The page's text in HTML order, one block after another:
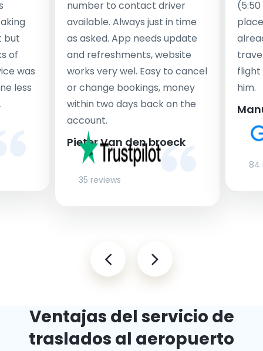
but
of
was
less
number to contact driver
available. Always just in time
as asked. App needs update
and refreshments, website
works very wel. Easy to cancel
or change bookings, money
within two days back on the
account.
Pieter Van den broeck
35 reviews
flight
him.
84
Ventajas del servicio de
traslados al aeropuerto